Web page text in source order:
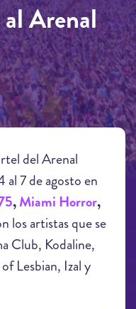
Arenal
del Arenal
7 de agosto en
,Miami Horror,
los artistas que se
Club, Kodaline,
Lesbian, Izal y